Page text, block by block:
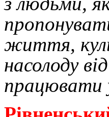
життя,
насолоду
працювати